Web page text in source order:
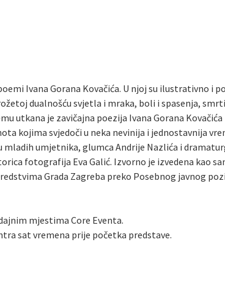
Ivana Gorana Kovačića. U njoj su ilustrativno i
dualnošću svjetla i mraka, boli i spasenja,
utkana je zavičajna poezija Ivana Gorana
kojima svjedoči u neka nevinija i jednostavnija
umjetnika, glumca Andrije Nazlića i
fotografija Eva Galić. Izvorno je izvedena kao
Grada Zagreba preko Posebnog javnog
mjestima Core Eventa.
sat vremena prije početka predstave.